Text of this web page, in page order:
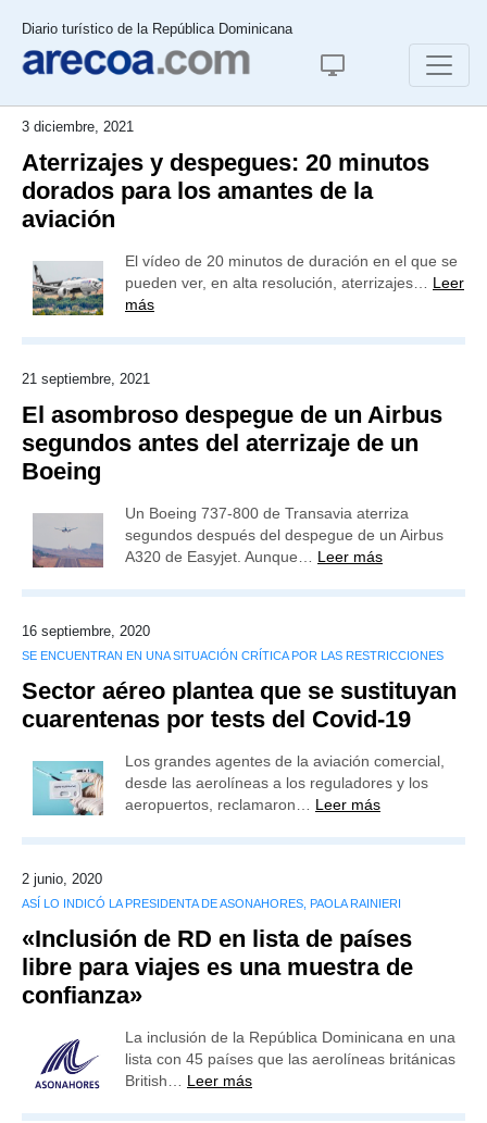
Diario turístico de la República Dominicana
3 diciembre, 2021
Aterrizajes y despegues: 20 minutos
dorados para los amantes de la
aviación
El vídeo de 20 minutos de duración en el que se
pueden ver, en alta resolución, aterrizajes… Leer
más
21 septiembre, 2021
El asombroso despegue de un Airbus
segundos antes del aterrizaje de un
Boeing
Un Boeing 737-800 de Transavia aterriza
segundos después del despegue de un Airbus
A320 de Easyjet. Aunque… Leer más
16 septiembre, 2020
SE ENCUENTRAN EN UNA SITUACIÓN CRÍTICA POR LAS RESTRICCIONES
Sector aéreo plantea que se sustituyan
cuarentenas por tests del Covid-19
Los grandes agentes de la aviación comercial,
desde las aerolíneas a los reguladores y los
aeropuertos, reclamaron… Leer más
2 junio, 2020
ASÍ LO INDICÓ LA PRESIDENTA DE ASONAHORES, PAOLA RAINIERI
«Inclusión de RD en lista de países
libre para viajes es una muestra de
confianza»
La inclusión de la República Dominicana en una
lista con 45 países que las aerolíneas británicas
British… Leer más